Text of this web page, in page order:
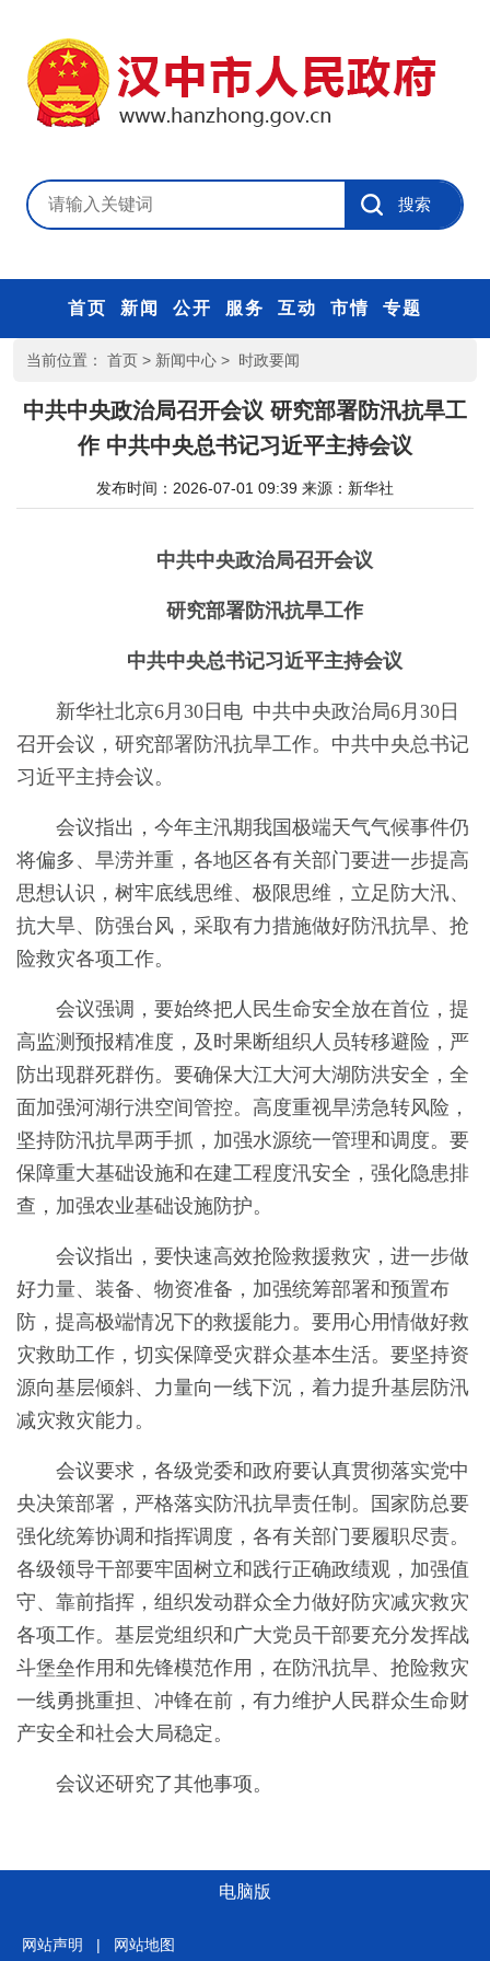
首页 新闻 公开 服务 互动 市情 专题
当前位置： 首页 > 新闻中心 > 时政要闻
中共中央政治局召开会议 研究部署防汛抗旱工
作 中共中央总书记习近平主持会议
发布时间：2026-07-01 09:39 来源： 新华社
中共中央政治局召开会议
研究部署防汛抗旱工作
中共中央总书记习近平主持会议
新华社北京6月30日电 中共中央政治局6月30日
召开会议，研究部署防汛抗旱工作。中共中央总书记
习近平主持会议。
会议指出，今年主汛期我国极端天气气候事件仍
将偏多、旱涝并重，各地区各有关部门要进一步提高
思想认识，树牢底线思维、极限思维，立足防大汛、
抗大旱、防强台风，采取有力措施做好防汛抗旱、抢
险救灾各项工作。
会议强调，要始终把人民生命安全放在首位，提
高监测预报精准度，及时果断组织人员转移避险，严
防出现群死群伤。要确保大江大河大湖防洪安全，全
面加强河湖行洪空间管控。高度重视旱涝急转风险，
坚持防汛抗旱两手抓，加强水源统一管理和调度。要
保障重大基础设施和在建工程度汛安全，强化隐患排
查，加强农业基础设施防护。
会议指出，要快速高效抢险救援救灾，进一步做
好力量、装备、物资准备，加强统筹部署和预置布
防，提高极端情况下的救援能力。要用心用情做好救
灾救助工作，切实保障受灾群众基本生活。要坚持资
源向基层倾斜、力量向一线下沉，着力提升基层防汛
减灾救灾能力。
会议要求，各级党委和政府要认真贯彻落实党中
央决策部署，严格落实防汛抗旱责任制。国家防总要
强化统筹协调和指挥调度，各有关部门要履职尽责。
各级领导干部要牢固树立和践行正确政绩观，加强值
守、靠前指挥，组织发动群众全力做好防灾减灾救灾
各项工作。基层党组织和广大党员干部要充分发挥战
斗堡垒作用和先锋模范作用，在防汛抗旱、抢险救灾
一线勇挑重担、冲锋在前，有力维护人民群众生命财
产安全和社会大局稳定。
会议还研究了其他事项。
电脑版
网站声明 | 网站地图